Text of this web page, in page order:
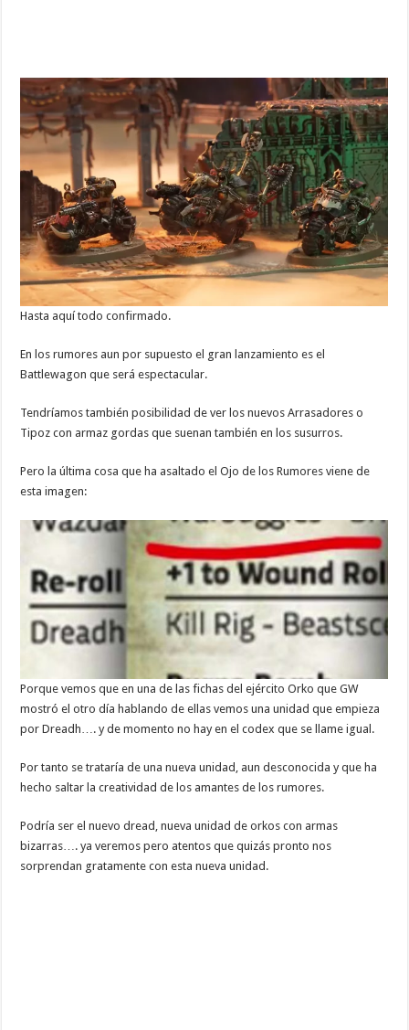
Hasta aquí todo confirmado.
En los rumores aun por supuesto el gran lanzamiento es el
Battlewagon que será espectacular.
Tendríamos también posibilidad de ver los nuevos Arrasadores o
Tipoz con armaz gordas que suenan también en los susurros.
Pero la última cosa que ha asaltado el Ojo de los Rumores viene de
esta imagen:
Porque vemos que en una de las fichas del ejército Orko que GW
mostró el otro día hablando de ellas vemos una unidad que empieza
por Dreadh…. y de momento no hay en el codex que se llame igual.
Por tanto se trataría de una nueva unidad, aun desconocida y que ha
hecho saltar la creatividad de los amantes de los rumores.
Podría ser el nuevo dread, nueva unidad de orkos con armas
bizarras…. ya veremos pero atentos que quizás pronto nos
sorprendan gratamente con esta nueva unidad.